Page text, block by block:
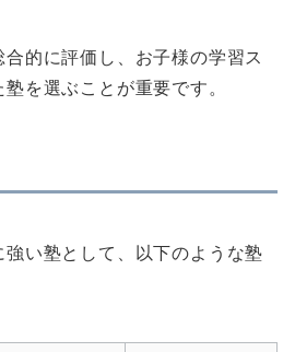
的に評価し、お子様の学習ス
を選ぶことが重要です。
い塾として、以下のような塾